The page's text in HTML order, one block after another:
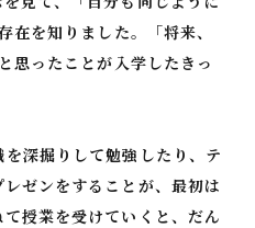
を知りました。「将来、
思ったことが入学したきっ
深掘りして勉強したり、テ
ゼンをすることが、最初は
授業を受けていくと、だん